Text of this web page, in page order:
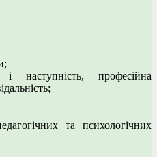
і наступність, професійна
та психологічних